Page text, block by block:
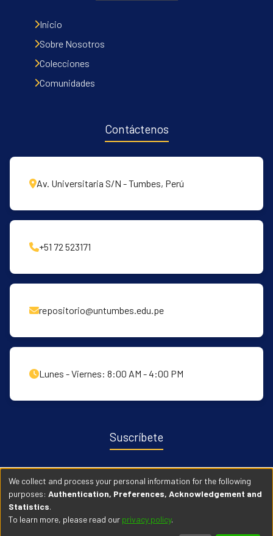
Inicio
Sobre Nosotros
Colecciones
Comunidades
Contáctenos
Av. Universitaria S/N - Tumbes, Perú
+51 72 523171
repositorio@untumbes.edu.pe
Lunes - Viernes: 8:00 AM - 4:00 PM
Suscríbete
Recibe notificaciones sobre nuevas publicaciones y eventos
relacionados con el repositorio. ingresa Aqui →
We collect and process your personal information for the following
purposes: Authentication, Preferences, Acknowledgement and
Statistics.
To learn more, please read our privacy policy.